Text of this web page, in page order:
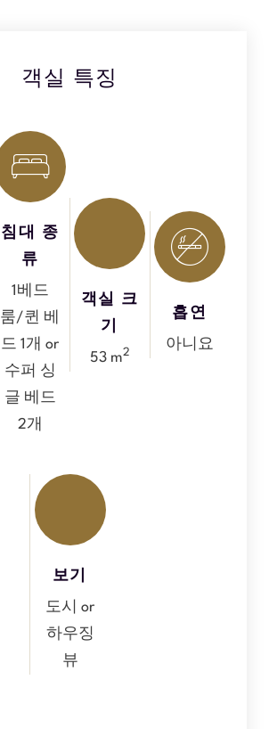
객실 특징
침대 종
류
1베드
룸/퀸 베
드 1개 or
수퍼 싱
글 베드
2개
객실 크
기
53 m2
흡연
아니요
보기
도시 or
하우징
뷰